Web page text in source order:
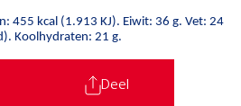
455 kcal (1.913 KJ). Eiwit: 36 g. Vet: 24
Koolhydraten: 21 g.
Deel